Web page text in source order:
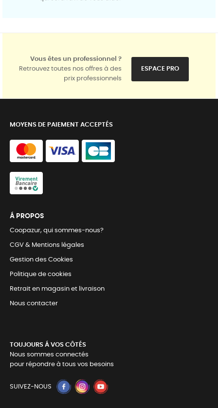
Vous êtes un professionnel ?
Retrouvez toutes nos offres à des
prix professionnels
ESPACE PRO
MOYENS DE PAIEMENT ACCEPTÉS
Á PROPOS
Coopazur, qui sommes-nous?
CGV & Mentions légales
Gestion des Cookies
Politique de cookies
Retrait en magasin et livraison
Nous contacter
TOUJOURS Á VOS CÔTÉS
Nous sommes connectés
pour répondre à tous vos besoins
SUIVEZ-NOUS